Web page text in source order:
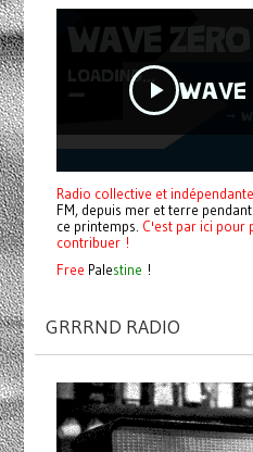
Radio collective et indépendante
FM, depuis mer et terre
ce printemps. C'est par ici pour
contribuer !
Free Palestine !
GRRRND RADIO